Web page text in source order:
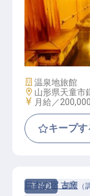
フロントス
施設業態
温泉地旅館
勤務地
山形県天童市
給与
月給／
キープす
正社員
調理（
日本の宿 古窯